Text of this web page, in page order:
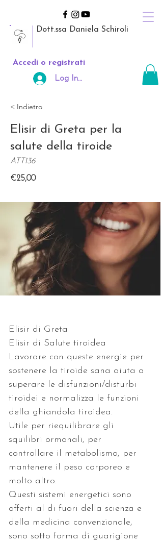
Dott.ssa Daniela Schiroli
Accedi o registrati
Log In Area Riservata
< Indietro
Elisir di Greta per la
salute della tiroide
ATT136
€25,00
Elisir di Greta
Elisir di Salute tiroidea
Lavorare con queste energie per
sostenere la tiroide sana aiuta a
superare le disfunzioni/disturbi
tiroidei e normalizza le funzioni
della ghiandola tiroidea.
Utile per riequilibrare gli
squilibri ormonali, per
controllare il metabolismo, per
mantenere il peso corporeo e
molto altro.
Questi sistemi energetici sono
offerti al di fuori della scienza e
della medicina convenzionale,
sono sotto forma di guarigione